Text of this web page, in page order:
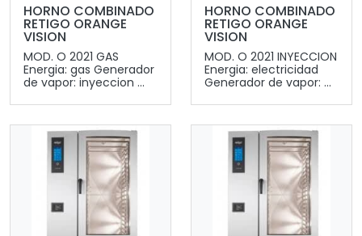
HORNO COMBINADO
RETIGO ORANGE
VISION
MOD. O 2021 GAS
Energia: gas Generador
de vapor: inyeccion ...
HORNO COMBINADO
RETIGO ORANGE
VISION
MOD. O 2021 INYECCION
Energia: electricidad
Generador de vapor: ...